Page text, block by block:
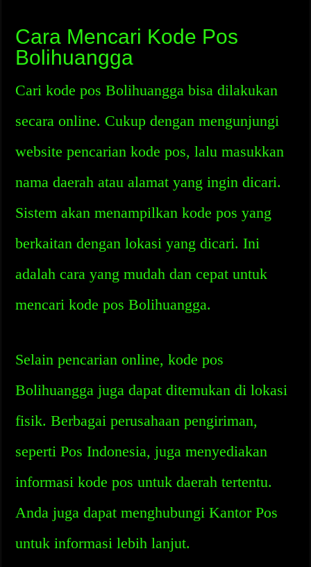
Cara Mencari Kode Pos
Bolihuangga
Cari kode pos Bolihuangga bisa dilakukan
secara online. Cukup dengan mengunjungi
website pencarian kode pos, lalu masukkan
nama daerah atau alamat yang ingin dicari.
Sistem akan menampilkan kode pos yang
berkaitan dengan lokasi yang dicari. Ini
adalah cara yang mudah dan cepat untuk
mencari kode pos Bolihuangga.
Selain pencarian online, kode pos
Bolihuangga juga dapat ditemukan di lokasi
fisik. Berbagai perusahaan pengiriman,
seperti Pos Indonesia, juga menyediakan
informasi kode pos untuk daerah tertentu.
Anda juga dapat menghubungi Kantor Pos
untuk informasi lebih lanjut.